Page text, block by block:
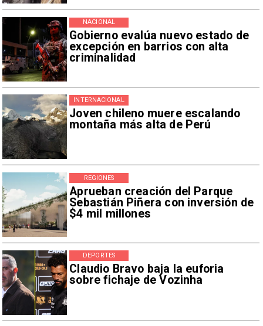
Gobierno evalúa nuevo estado de
excepción en barrios con alta
criminalidad
NACIONAL
Joven chileno muere escalando
montaña más alta de Perú
INTERNACIONAL
Aprueban creación del Parque
Sebastián Piñera con inversión de
$4 mil millones
REGIONES
Claudio Bravo baja la euforia
sobre fichaje de Vozinha
DEPORTES